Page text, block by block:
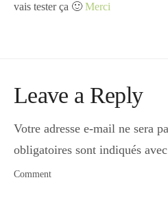
vais tester ça 🙂Merci
Leave a Reply
Votre adresse e-mail ne sera
obligatoires sont indiqués avec
Comment